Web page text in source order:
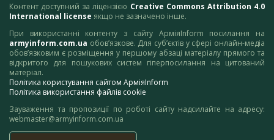
Контент доступний за ліцензією Creative Commons Attribution 4.0
International license якщо не зазначено інше.
При використанні контенту з сайту АрміяInform посилання на
armyinform.com.ua обов’язкове. Для суб’єктів у сфері онлайн-медіа
обов’язковим є розміщення у першому абзаці матеріалу прямого та
відкритого для пошукових систем гіперпосилання на цитований
матеріал.
Політика користування сайтом АрміяInform
Політика використання файлів cookie
Зауваження та пропозиції по роботі сайту надсилайте на адресу:
webmaster@armyinform.com.ua